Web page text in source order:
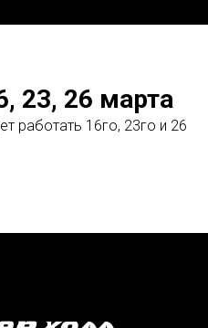
23, 26 марта
работать 16го, 23го и 26